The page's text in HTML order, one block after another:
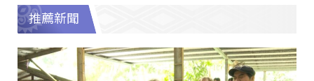
推薦新聞